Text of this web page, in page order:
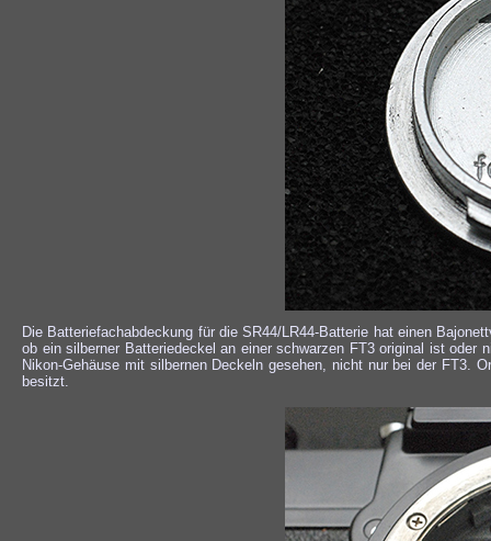
Die Batteriefachabdeckung für die SR44/LR44-Batterie hat einen
ob ein silberner Batteriedeckel an einer schwarzen FT3 original ist
Nikon-Gehäuse mit silbernen Deckeln gesehen, nicht nur bei der
besitzt.